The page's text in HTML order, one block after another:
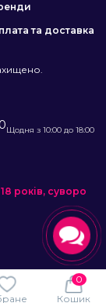
та доставка
Щодня з 10:00 до 18:00
років, суворо
Кошик
0